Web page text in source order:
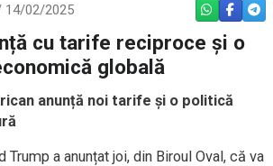
14/02/2025 WHATSAPP
cu tarife reciproce și o
globală
anunță noi tarife și o politică
Trump a anunțat joi, din Biroul Oval, că va